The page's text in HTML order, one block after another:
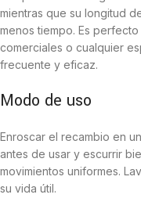
mientras que su longitud
menos tiempo. Es
comerciales o cualquier
frecuente y eficaz.
Modo de uso
Enroscar el recambio en
antes de usar y escurrir
movimientos uniformes.
su vida útil.